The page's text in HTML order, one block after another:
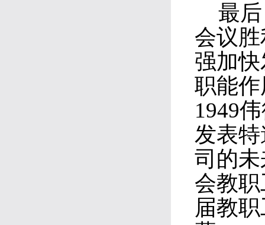
最
会议
强加
职能
1949
发表
司的
会教
届教